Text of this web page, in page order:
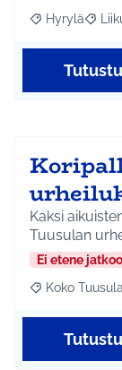
Rajaa tulokset
Hyrylä
Tutustu
Kaksi
Tuusulan
Ei etene
Rajaa tulokset
Koko Tuusula
Tutustu